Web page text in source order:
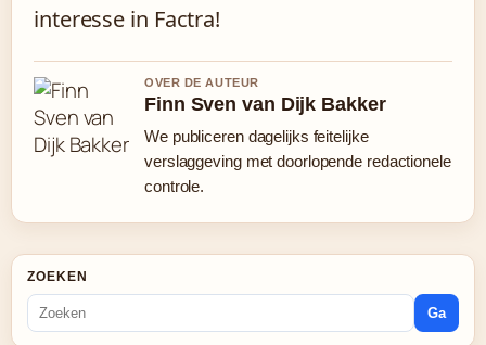
interesse in Factra!
OVER DE AUTEUR
Finn Sven van Dijk Bakker
We publiceren dagelijks feitelijke
verslaggeving met doorlopende redactionele
controle.
ZOEKEN
Ga